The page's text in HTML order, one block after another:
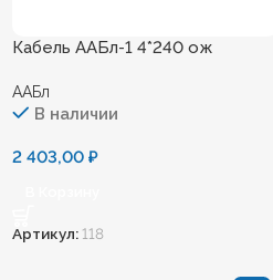
Кабель ААБл-1 4*240 ож
ААБл
В наличии
2 403,00 ₽
Артикул: 118